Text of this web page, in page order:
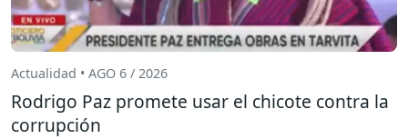
Actualidad • AGO 6 / 2026
Rodrigo Paz promete usar el chicote contra la
corrupción